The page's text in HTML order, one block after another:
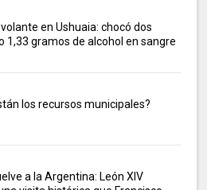
en Ushuaia: chocó dos
1,33 gramos de alcohol en sangre
los recursos municipales?
a la Argentina: León XIV